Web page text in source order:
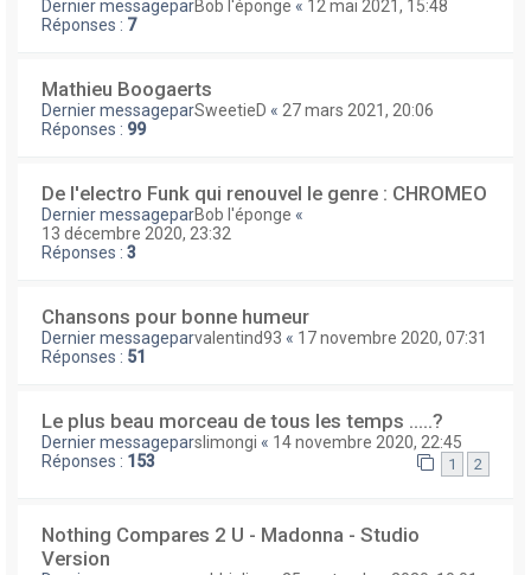
Dernier messageparBob l'éponge « 12 mai 2021, 15:48
Réponses : 7
Mathieu Boogaerts
Dernier messageparSweetieD « 27 mars 2021, 20:06
Réponses : 99
De l'electro Funk qui renouvel le genre : CHROMEO
Dernier messageparBob l'éponge «
13 décembre 2020, 23:32
Réponses : 3
Chansons pour bonne humeur
Dernier messageparvalentind93 « 17 novembre 2020, 07:31
Réponses : 51
Le plus beau morceau de tous les temps .....?
Dernier messageparslimongi « 14 novembre 2020, 22:45
Réponses : 153 1 2
Nothing Compares 2 U - Madonna - Studio
Version